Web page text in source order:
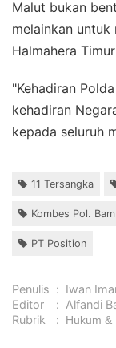
Malut bukan
melainkan
Halmahera
"Kehadiran
kehadiran
kepada seluruh
11 Tersangka
Kombes Pol.
PT Position
Penulis : Iwan
Editor
: Alfandi
Rubrik
: Hukum &